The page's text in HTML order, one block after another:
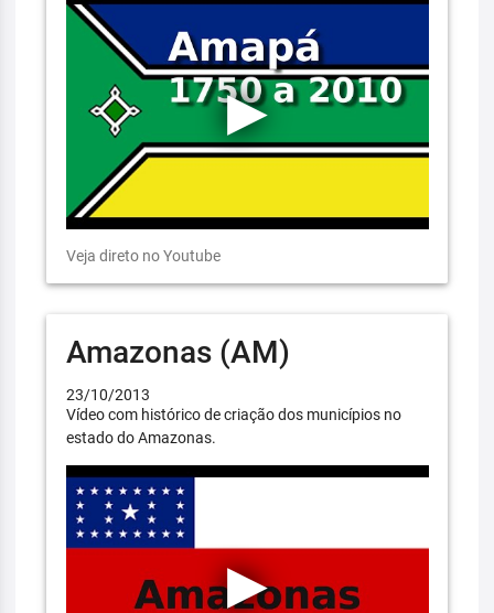
Veja direto no Youtube
Amazonas (AM)
23/10/2013
Vídeo com histórico de criação dos municípios no
estado do Amazonas.